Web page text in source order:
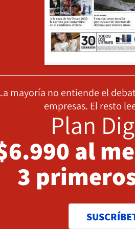
mayoría no entiende el
empresas. El resto
Plan
al
3